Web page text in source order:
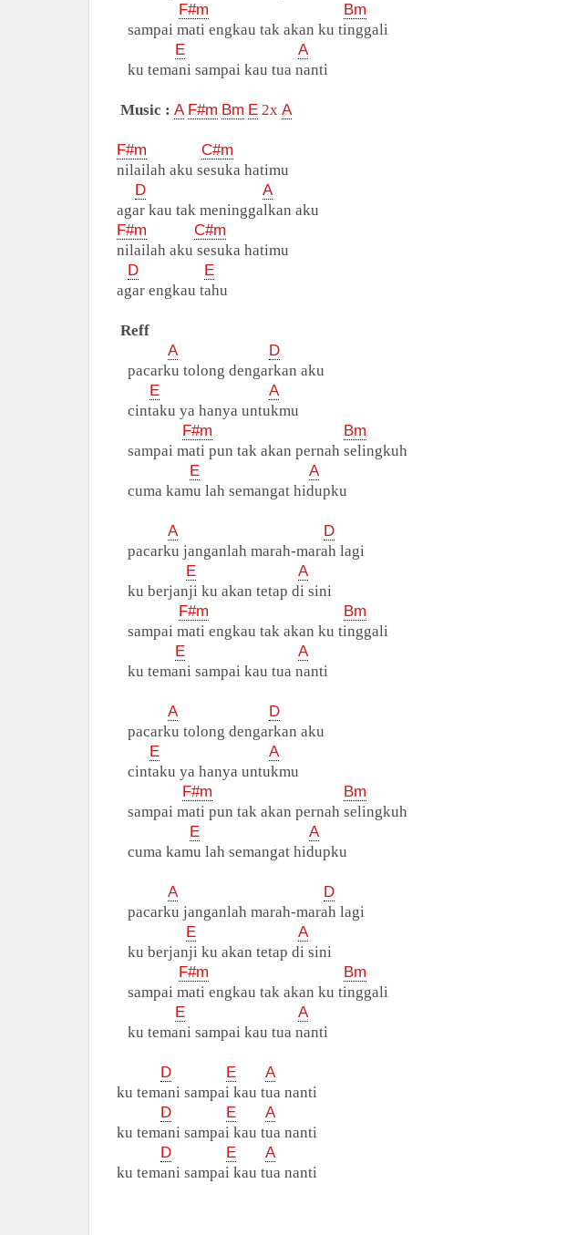
F#m
Bm
sampai mati engkau tak akan ku tinggali
E
A
ku temani sampai kau tua nanti
Music : A F#m Bm E 2x A
F#m
C#m
nilailah aku sesuka hatimu
D
A
agar kau tak meninggalkan aku
F#m
C#m
nilailah aku sesuka hatimu
D
E
agar engkau tahu
Reff
A
D
pacarku tolong dengarkan aku
E
A
cintaku ya hanya untukmu
F#m
Bm
sampai mati pun tak akan pernah selingkuh
E
A
cuma kamu lah semangat hidupku
A
D
pacarku janganlah marah-marah lagi
E
A
ku berjanji ku akan tetap di sini
F#m
Bm
sampai mati engkau tak akan ku tinggali
E
A
ku temani sampai kau tua nanti
A
D
pacarku tolong dengarkan aku
E
A
cintaku ya hanya untukmu
F#m
Bm
sampai mati pun tak akan pernah selingkuh
E
A
cuma kamu lah semangat hidupku
A
D
pacarku janganlah marah-marah lagi
E
A
ku berjanji ku akan tetap di sini
F#m
Bm
sampai mati engkau tak akan ku tinggali
E
A
ku temani sampai kau tua nanti
D E
A
ku temani sampai kau tua nanti
D
E
A
ku temani sampai kau tua nanti
D
E
A
ku temani sampai kau tua nanti